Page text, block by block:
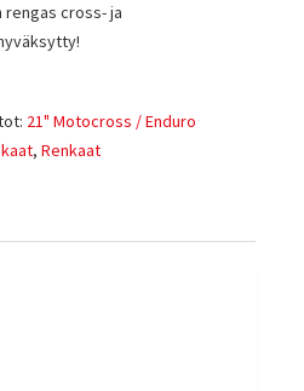
rengas cross- ja
21" Motocross / Enduro
, Renkaat